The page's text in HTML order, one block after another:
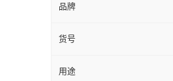
品牌
货号
用途